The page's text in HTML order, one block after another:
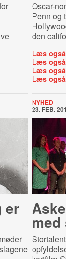
Oscar-
Penn og
den
Læs
Læs
Læs
Læs
er
NYHED
23. FEB.